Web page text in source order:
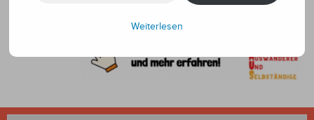
Weiterlesen